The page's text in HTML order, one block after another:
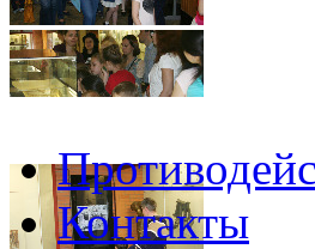
Контакты